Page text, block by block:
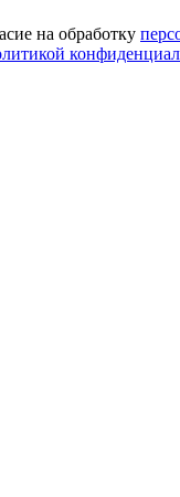
на обработку